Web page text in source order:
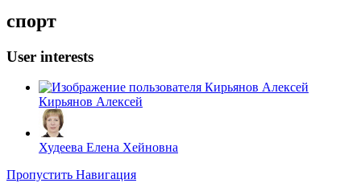
спорт
User interests
Кирьянов Алексей
Худеева Елена Хейновна
Пропустить Навигация